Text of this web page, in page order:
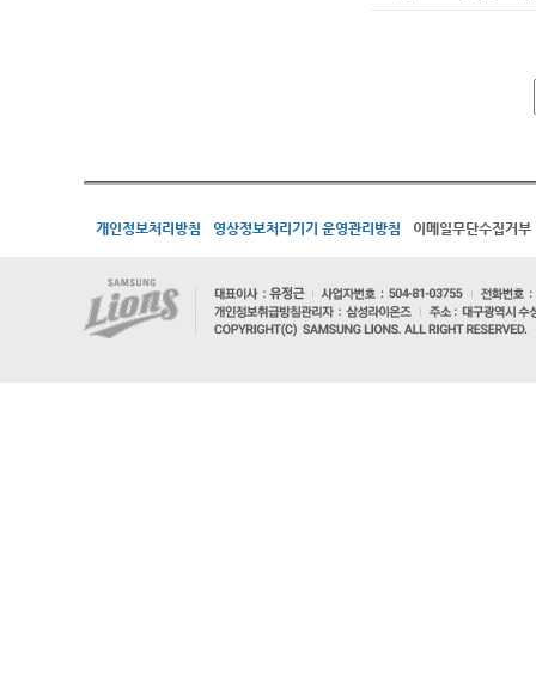
개인정보처리방침 영상정보처리기기 운영관리방침 이메일무단수집거부